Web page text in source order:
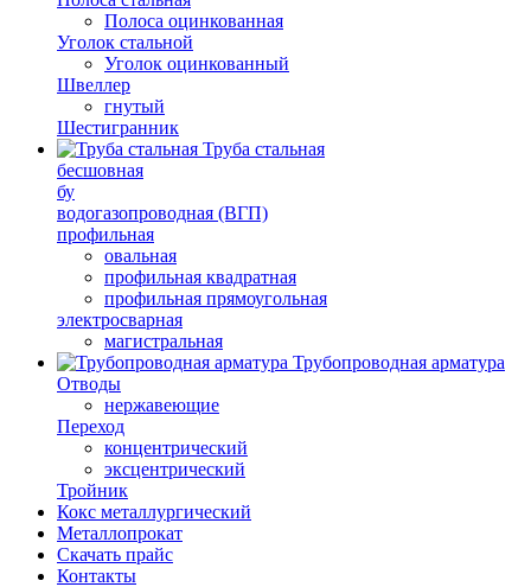
Полоса оцинкованная
Уголок стальной
Уголок оцинкованный
Швеллер
гнутый
Шестигранник
Труба стальная
бесшовная
бу
водогазопроводная (ВГП)
профильная
овальная
профильная квадратная
профильная прямоугольная
электросварная
магистральная
Трубопроводная арматура
Отводы
нержавеющие
Переход
концентрический
эксцентрический
Тройник
Кокс металлургический
Металлопрокат
Скачать прайс
Контакты